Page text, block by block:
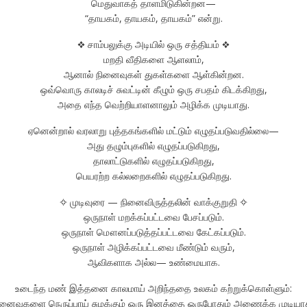
மெதுவாகத் தாளமிடுகின்றன—
“தாயகம், தாயகம், தாயகம்” என்று.
❖ சாம்பலுக்கு அடியில் ஒரு சத்தியம் ❖
மறதி வீதிகளை ஆளலாம்,
ஆனால் நினைவுகள் துகள்களை ஆள்கின்றன.
ஒவ்வொரு காலடிச் சுவட்டின் கீழும் ஒரு சபதம் கிடக்கிறது,
அதை எந்த வெற்றியாளனாலும் அழிக்க முடியாது.
ஏனென்றால் வரலாறு புத்தகங்களில் மட்டும் எழுதப்படுவதில்லை—
அது தழும்புகளில் எழுதப்படுகிறது,
தாலாட்டுகளில் எழுதப்படுகிறது,
பெயரற்ற கல்லறைகளில் எழுதப்படுகிறது.
✧ முடிவுரை — நினைவிருத்தலின் வாக்குறுதி ✧
ஒருநாள் மறக்கப்பட்டவை பேசப்படும்.
ஒருநாள் மௌனப்படுத்தப்பட்டவை கேட்கப்படும்.
ஒருநாள் அழிக்கப்பட்டவை மீண்டும் வரும்,
ஆவிகளாக அல்ல— உண்மையாக.
உடைந்த மண் இத்தனை காலமாய் அறிந்ததை உலகம் கற்றுக்கொள்ளும்:
நெருப்பாய் சுமக்கும் ஒரு இனத்தை ஒருபோதும் அணைக்க